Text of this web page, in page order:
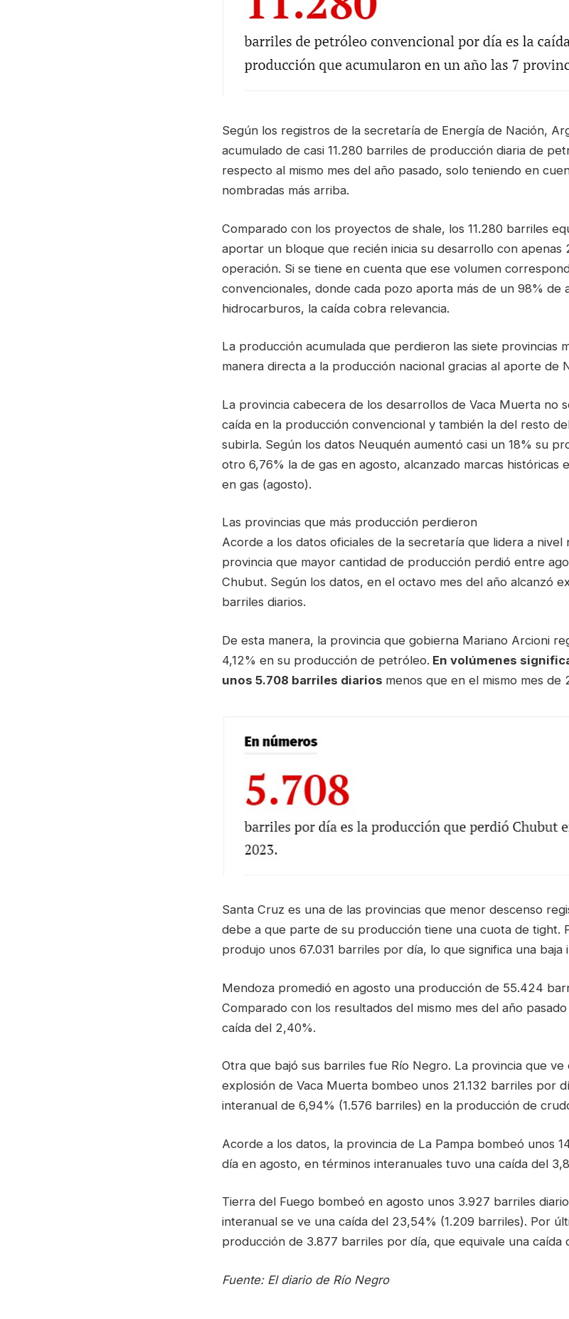
Según los registros de la secretaría de Energía de Nación,
acumulado de casi 11.280 barriles de producción diaria de
respecto al mismo mes del año pasado, solo teniendo en
nombradas más arriba.
Comparado con los proyectos de shale, los 11.280 barriles
aportar un bloque que recién inicia su desarrollo con apenas
operación. Si se tiene en cuenta que ese volumen
convencionales, donde cada pozo aporta más de un 98% de
hidrocarburos, la caída cobra relevancia.
La producción acumulada que perdieron las siete provincias
manera directa a la producción nacional gracias al aporte de
La provincia cabecera de los desarrollos de Vaca Muerta no
caída en la producción convencional y también la del resto
subirla. Según los datos Neuquén aumentó casi un 18% su
otro 6,76% la de gas en agosto, alcanzado marcas históricas
en gas (agosto).
Las provincias que más producción perdieron
Acorde a los datos oficiales de la secretaría que lidera a nivel
provincia que mayor cantidad de producción perdió entre
Chubut. Según los datos, en el octavo mes del año alcanzó
barriles diarios.
De esta manera, la provincia que gobierna Mariano Arcioni
4,12% en su producción de petróleo. En volúmenes
unos 5.708 barriles diarios menos que en el mismo mes de
Santa Cruz es una de las provincias que menor descenso
debe a que parte de su producción tiene una cuota de tight.
produjo unos 67.031 barriles por día, lo que significa una baja
Mendoza promedió en agosto una producción de 55.424
Comparado con los resultados del mismo mes del año
caída del 2,40%.
Otra que bajó sus barriles fue Río Negro. La provincia que
explosión de Vaca Muerta bombeo unos 21.132 barriles por
interanual de 6,94% (1.576 barriles) en la producción de
Acorde a los datos, la provincia de La Pampa bombeó unos
día en agosto, en términos interanuales tuvo una caída del
Tierra del Fuego bombeó en agosto unos 3.927 barriles
interanual se ve una caída del 23,54% (1.209 barriles). Por
producción de 3.877 barriles por día, que equivale una caída
Fuente: El diario de Río Negro